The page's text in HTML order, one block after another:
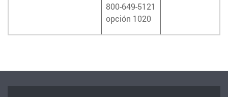
800-649-5121
opción 1020